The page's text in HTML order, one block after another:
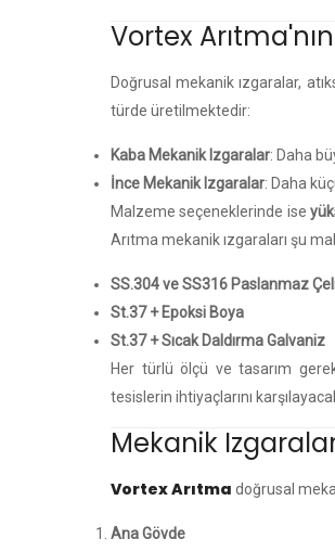
Vortex
Doğrusal mekanik ızgaralar,
türde üretilmektedir:
Kaba Mekanik Izgaralar: Daha
İnce Mekanik Izgaralar: Daha
Malzeme seçeneklerinde ise
Arıtma mekanik ızgaraları şu
SS.304 ve SS316 Paslanmaz
St.37 + Epoksi Boya
St.37 + Sıcak Daldırma Galvaniz
Her türlü ölçü ve tasarım
tesislerin ihtiyaçlarını
Mekanik
Vortex Arıtma doğrusal
Ana Gövde